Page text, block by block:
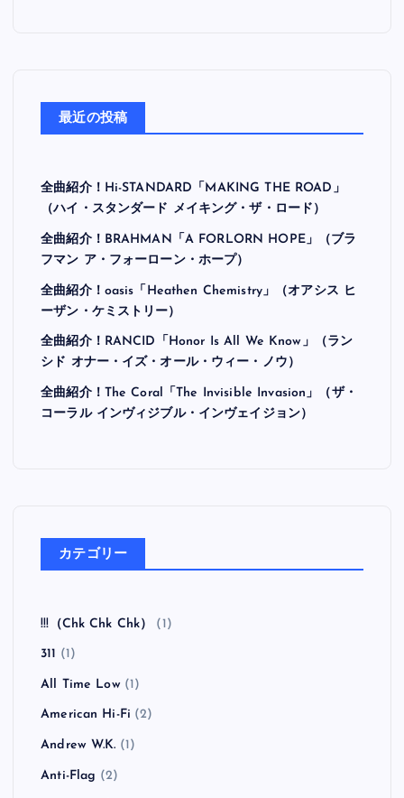
最近の投稿
全曲紹介！Hi-STANDARD「MAKING THE ROAD」
（ハイ・スタンダード メイキング・ザ・ロード）
全曲紹介！BRAHMAN「A FORLORN HOPE」（ブラ
フマン ア・フォーローン・ホープ）
全曲紹介！oasis「Heathen Chemistry」（オアシス ヒ
ーザン・ケミストリー）
全曲紹介！RANCID「Honor Is All We Know」（ラン
シド オナー・イズ・オール・ウィー・ノウ）
全曲紹介！The Coral「The Invisible Invasion」（ザ・
コーラル インヴィジブル・インヴェイジョン）
カテゴリー
!!!（Chk Chk Chk） (1)
311 (1)
All Time Low(1)
American Hi-Fi (2)
Andrew W.K. (1)
Anti-Flag (2)